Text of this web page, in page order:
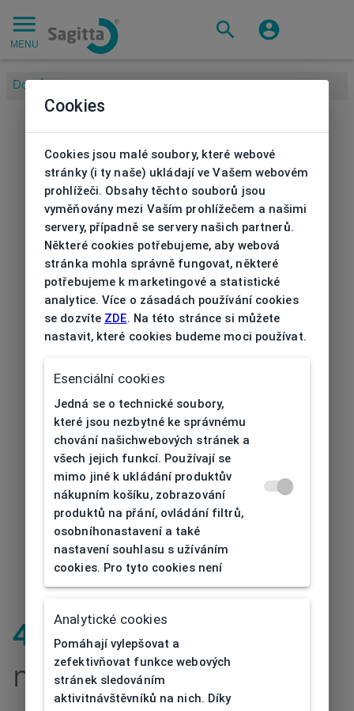
MENU
Domů
404| Stránka
nenalezena
Cookies
Cookies jsou malé soubory, které webové
stránky (i ty naše) ukládají ve Vašem webovém
prohlížeči. Obsahy těchto souborů jsou
vyměňovány mezi Vaším prohlížečem a našimi
servery, případně se servery našich partnerů.
Některé cookies potřebujeme, aby webová
stránka mohla správně fungovat, některé
potřebujeme k marketingové a statistické
analytice. Více o zásadách používání cookies
se dozvíte ZDE. Na této stránce si můžete
nastavit, které cookies budeme moci používat.
Esenciální cookies
Jedná se o technické soubory,
které jsou nezbytné ke správnému
chování našichwebových stránek a
všech jejich funkcí. Používají se
mimo jiné k ukládání produktův
nákupním košíku, zobrazování
produktů na přání, ovládání filtrů,
osobníhonastavení a také
nastavení souhlasu s užíváním
cookies. Pro tyto cookies není
Analytické cookies
Pomáhají vylepšovat a
zefektivňovat funkce webových
stránek sledováním
aktivitnávštěvníků na nich. Díky